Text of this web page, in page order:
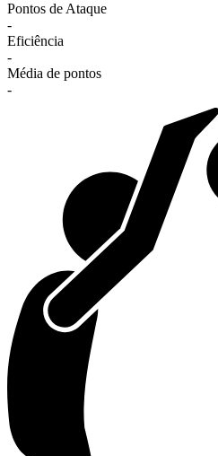
Pontos de Ataque
-
Eficiência
-
Média de pontos
-